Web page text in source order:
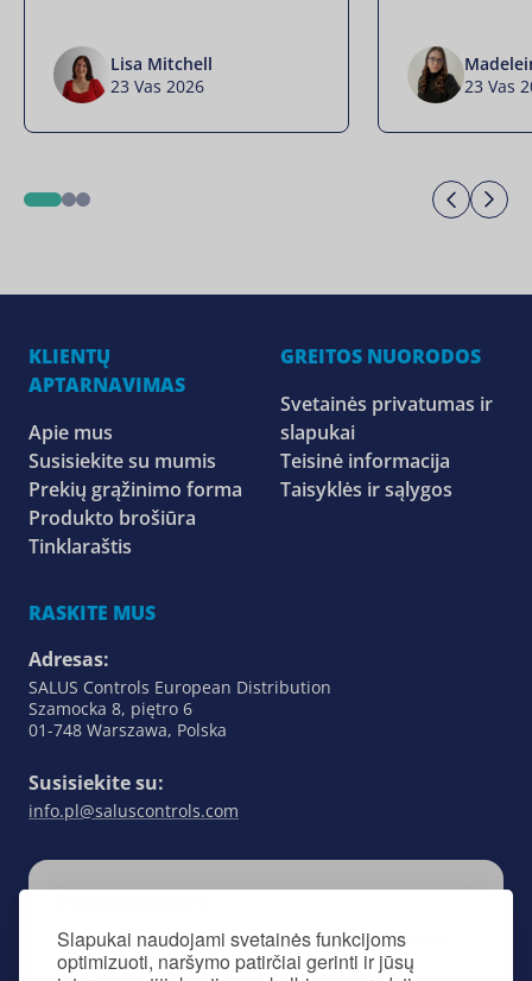
Slapukai naudojami svetainės funkcijoms
optimizuoti, naršymo patirčiai gerinti ir jūsų
Lisa Mitchell
23 Vas 2026
23 Vas
12
KLIENTŲ
APTARNAVIMAS
Apie mus
Susisiekite su mumis
Prekių grąžinimo forma
Produkto brošiūra
Tinklaraštis
GREITOS NUORODOS
Svetainės privatumas ir
slapukai
Teisinė informacija
Taisyklės ir sąlygos
RASKITE MUS
Adresas:
SALUS Controls European Distribution
Szamocka 8, piętro 6
01-748 Warszawa, Polska
Susisiekite su:
info.pl@saluscontrols.com
Prenumeruodami mūsų naujienlaiškį, sekite
viską, kas susiję su „SALUS Controls”.